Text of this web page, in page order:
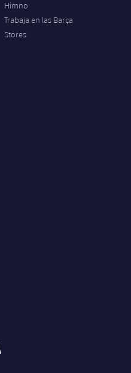
Himno
Trabaja en las Barça
Stores